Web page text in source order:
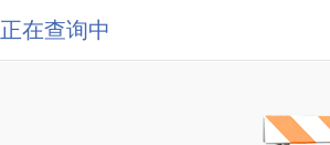
正在查询中